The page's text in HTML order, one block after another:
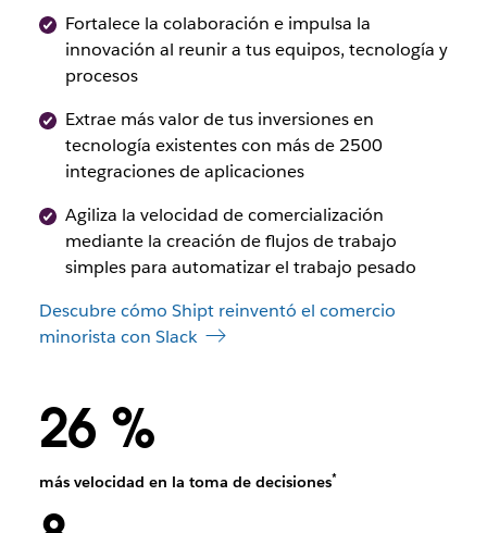
Fortalece la colaboración e impulsa la
innovación al reunir a tus equipos, tecnología y
procesos
Extrae más valor de tus inversiones en
tecnología existentes con más de 2500
integraciones de aplicaciones
Agiliza la velocidad de comercialización
mediante la creación de flujos de trabajo
simples para automatizar el trabajo pesado
Descubre cómo Shipt reinventó el comercio
minorista con Slack
26 %
más velocidad en la toma de decisiones*